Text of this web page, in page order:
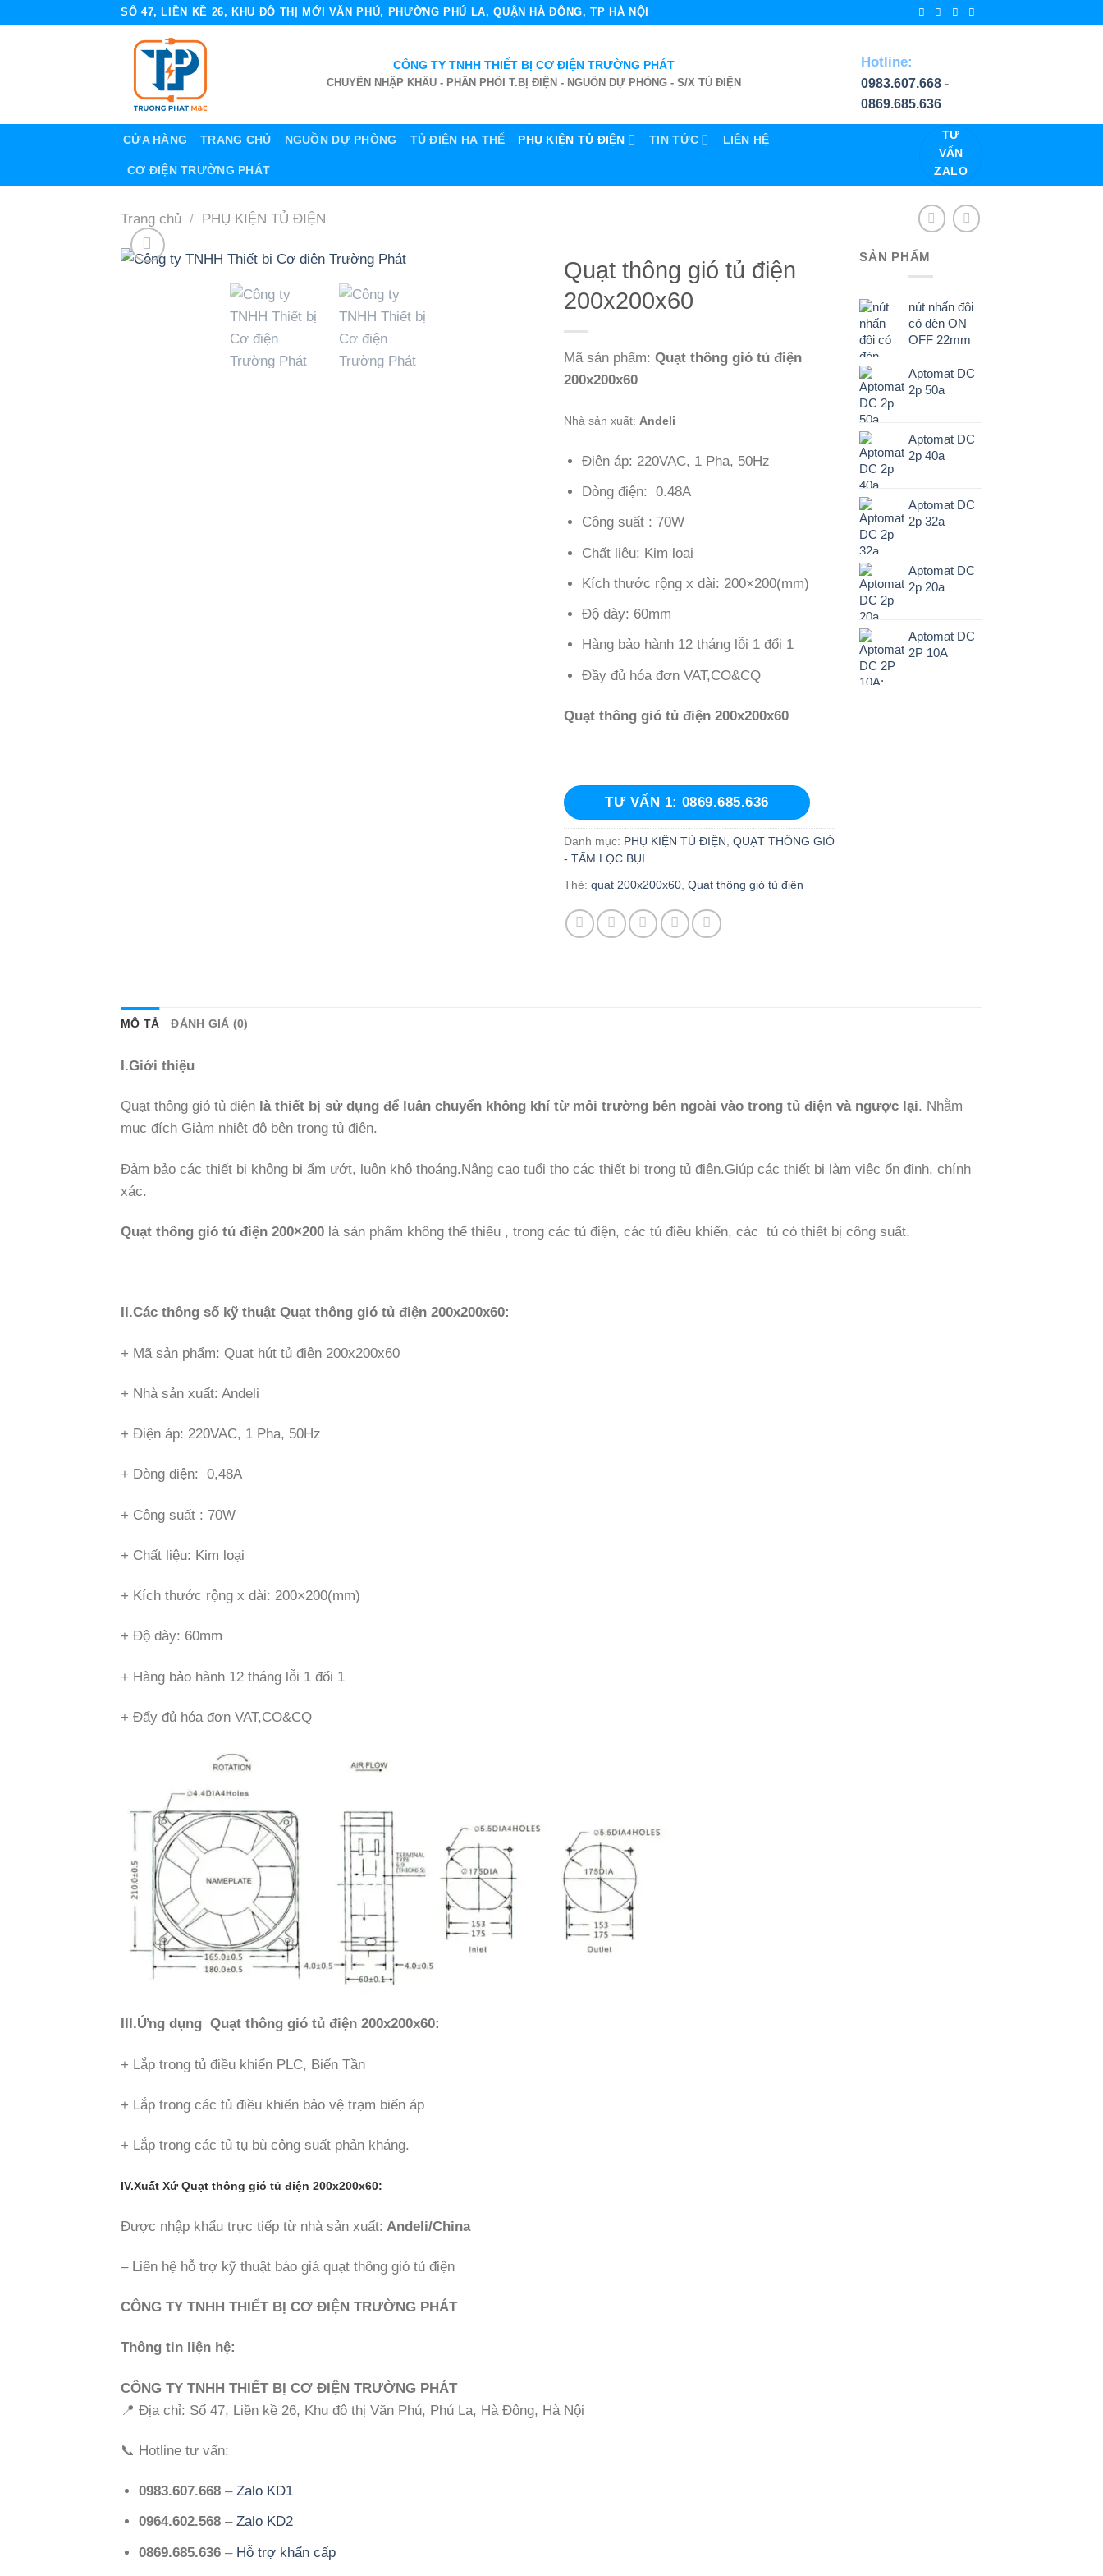
SỐ 47, LIỀN KỀ 26, KHU ĐÔ THỊ MỚI VĂN PHÚ, PHƯỜNG PHÚ LA, QUẬN HÀ ĐÔNG, TP HÀ NỘI
CÔNG TY TNHH THIẾT BỊ CƠ ĐIỆN TRƯỜNG PHÁT
CHUYÊN NHẬP KHẨU - PHÂN PHỐI T.BỊ ĐIỆN - NGUỒN DỰ PHÒNG - S/X TỦ ĐIỆN
Hotline:
0983.607.668-
0869.685.636
CỬA HÀNG TRANG CHỦ NGUỒN DỰ PHÒNG TỦ ĐIỆN HẠ THẾ PHỤ KIỆN TỦ ĐIỆN TIN TỨC LIÊN HỆ
CƠ ĐIỆN TRƯỜNG PHÁT
TƯ
VẤN
ZALO
Trang chủ / PHỤ KIỆN TỦ ĐIỆN
Quạt thông gió tủ điện
200x200x60
Mã sản phẩm: Quạt thông gió tủ điện
200x200x60
Nhà sản xuất: Andeli
Điện áp: 220VAC, 1 Pha, 50Hz
Dòng điện: 0.48A
Công suất : 70W
Chất liệu: Kim loại
Kích thước rộng x dài: 200×200(mm)
Độ dày: 60mm
Hàng bảo hành 12 tháng lỗi 1 đổi 1
Đầy đủ hóa đơn VAT,CO&CQ
Quạt thông gió tủ điện 200x200x60
TƯ VẤN 1: 0869.685.636
Danh mục: PHỤ KIỆN TỦ ĐIỆN
QUẠT THÔNG GIÓ
- TẤM LỌC BỤI
Thẻ: quạt 200x200x60 Quạt thông gió tủ điện
SẢN PHẨM
nút nhấn đôi
có đèn ON
OFF 22mm
Aptomat DC
2p 50a
Aptomat DC
2p 40a
Aptomat DC
2p 32a
Aptomat DC
2p 20a
Aptomat DC
2P 10A
MÔ TẢ ĐÁNH GIÁ (0)
I.Giới thiệu
Quạt thông gió tủ điện là thiết bị sử dụng để luân chuyển không khí từ môi trường bên ngoài vào trong tủ điện và ngược lại. Nhằm
mục đích Giảm nhiệt độ bên trong tủ điện.
Đảm bảo các thiết bị không bị ẩm ướt, luôn khô thoáng.Nâng cao tuổi thọ các thiết bị trong tủ điện.Giúp các thiết bị làm việc ổn định, chính
xác.
Quạt thông gió tủ điện 200×200 là sản phẩm không thể thiếu , trong các tủ điện, các tủ điều khiển, các tủ có thiết bị công suất.
II.Các thông số kỹ thuật Quạt thông gió tủ điện 200x200x60:
+ Mã sản phẩm: Quạt hút tủ điện 200x200x60
+ Nhà sản xuất: Andeli
+ Điện áp: 220VAC, 1 Pha, 50Hz
+ Dòng điện: 0,48A
+ Công suất : 70W
+ Chất liệu: Kim loại
+ Kích thước rộng x dài: 200×200(mm)
+ Độ dày: 60mm
+ Hàng bảo hành 12 tháng lỗi 1 đổi 1
+ Đẩy đủ hóa đơn VAT,CO&CQ
III.Ứng dụng Quạt thông gió tủ điện 200x200x60:
+ Lắp trong tủ điều khiển PLC, Biến Tần
+ Lắp trong các tủ điều khiển bảo vệ trạm biến áp
+ Lắp trong các tủ tụ bù công suất phản kháng.
IV.Xuất Xứ Quạt thông gió tủ điện 200x200x60:
Được nhập khẩu trực tiếp từ nhà sản xuất: Andeli/China
– Liên hệ hỗ trợ kỹ thuật báo giá quạt thông gió tủ điện
CÔNG TY TNHH THIẾT BỊ CƠ ĐIỆN TRƯỜNG PHÁT
Thông tin liện hệ:
CÔNG TY TNHH THIẾT BỊ CƠ ĐIỆN TRƯỜNG PHÁT
📍 Địa chỉ: Số 47, Liền kề 26, Khu đô thị Văn Phú, Phú La, Hà Đông, Hà Nội
📞 Hotline tư vấn:
0983.607.668 –Zalo KD1
0964.602.568 –Zalo KD2
0869.685.636 – Hỗ trợ khẩn cấp